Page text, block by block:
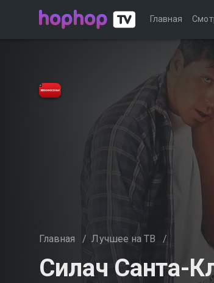
Главная
Главная / Лучшее на ТВ /
Силач Санта-